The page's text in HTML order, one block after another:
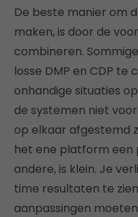
De beste manier om
maken, is door de
combineren.
losse DMP en CDP
onhandige situaties
de systemen niet
op elkaar afgestemd
het ene platform
andere, is klein. Je
time resultaten te
aanpassingen